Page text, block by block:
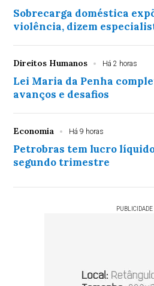
Sobrecarga doméstica
violência, dizem
Direitos Humanos Há 2 horas
Lei Maria da Penha
avanços e desafios
Economia Há 9 horas
Petrobras tem lucro líquido
segundo trimestre
PUBLICIDADE